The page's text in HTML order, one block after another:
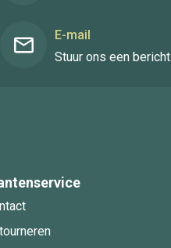
E-mail
Stuur ons een bericht